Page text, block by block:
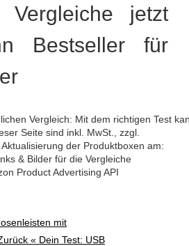
Vergleiche jetzt
Bestseller für
Vergleich: Mit dem richtigen Test
Seite sind inkl. MwSt., zzgl.
der Produktboxen am:
& Bilder für die Vergleiche
Product Advertising API
mit
« Dein Test: USB